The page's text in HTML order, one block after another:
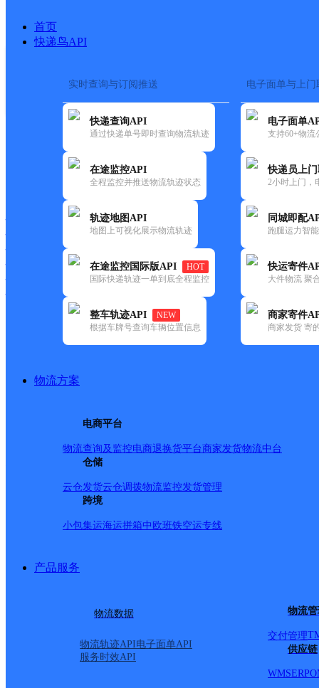
首页
快递鸟API
实时查询与订阅推送
快递查询API
通过快递单号即时查询物流轨迹
在途监控API
全程监控并推送物流轨迹状态
轨迹地图API
地图上可视化展示物流轨迹
在途监控国际版API
HOT
国际快递轨迹一单到底全程监控
整车轨迹API
NEW
根据车牌号查询车辆位置信息
电子面单与上门
电子面单
支持60+物流
快递员上
2小时上门，
同城即配
跑腿运力智
快运寄件
大件物流 聚
商家寄件
商家发货 寄
物流方案
电商平台
物流查询及监控电商退换货平台商家发货物流中台
仓储
云仓发货云仓调拨物流监控发货管理
跨境
小包集运海运拼箱中欧班铁空运专线
产品服务
物流数据
物流轨迹API电子面单API
服务时效API
物流
交付管理
供应链
WMSERP
快递大全> 快递网
快运大全 快递时效
网点筛选
中通快递(8)
宝兴县(16)
雅安市,快递网点
派送范围:仅派送到镇区
日，有偿收费标准：